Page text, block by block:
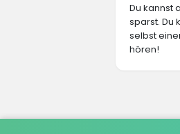
Du kannst
sparst. Du
selbst
hören!